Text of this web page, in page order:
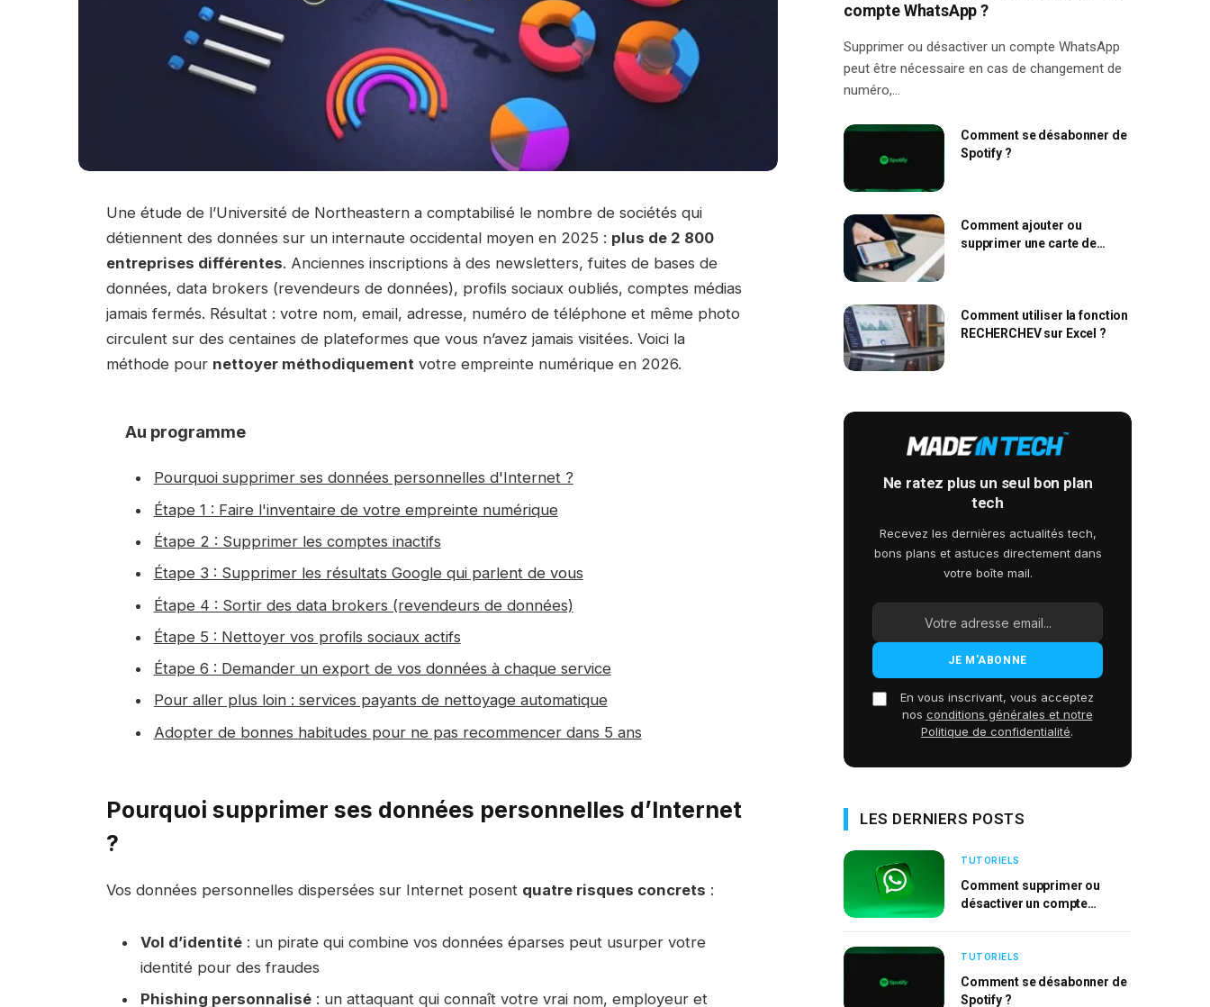
Une étude de l’Université de Northeastern a comptabilisé le nombre de sociétés qui
détiennent des données sur un internaute occidental moyen en 2025 : plus de 2 800
entreprises différentes. Anciennes inscriptions à des newsletters, fuites de bases de
données, data brokers (revendeurs de données), profils sociaux oubliés, comptes médias
jamais fermés. Résultat : votre nom, email, adresse, numéro de téléphone et même photo
circulent sur des centaines de plateformes que vous n’avez jamais visitées. Voici la
méthode pour nettoyer méthodiquement votre empreinte numérique en 2026.
Au programme
Pourquoi supprimer ses données personnelles d'Internet ?
Étape 1 : Faire l'inventaire de votre empreinte numérique
Étape 2 : Supprimer les comptes inactifs
Étape 3 : Supprimer les résultats Google qui parlent de vous
Étape 4 : Sortir des data brokers (revendeurs de données)
Étape 5 : Nettoyer vos profils sociaux actifs
Étape 6 : Demander un export de vos données à chaque service
Pour aller plus loin : services payants de nettoyage automatique
Adopter de bonnes habitudes pour ne pas recommencer dans 5 ans
Pourquoi supprimer ses données personnelles d’Internet
?
Vos données personnelles dispersées sur Internet posent quatre risques concrets :
Vol d’identité: un pirate qui combine vos données éparses peut usurper votre
identité pour des fraudes
Phishing personnalisé: un attaquant qui connaît votre vrai nom, employeur et
compte WhatsApp ?
Supprimer ou désactiver un compte WhatsApp
peut être nécessaire en cas de changement de
numéro,…
Comment se désabonner de
Spotify ?
Comment ajouter ou
supprimer une carte de
Comment utiliser la fonction
RECHERCHEV sur Excel ?
Ne ratez plus un seul bon plan
tech
Recevez les dernières actualités tech,
bons plans et astuces directement dans
votre boîte mail.
En vous inscrivant, vous acceptez
nos conditions générales et notre
Politique de confidentialité.
LES DERNIERS POSTS
TUTORIELS
Comment supprimer ou
désactiver un compte
TUTORIELS
Comment se désabonner de
Spotify ?